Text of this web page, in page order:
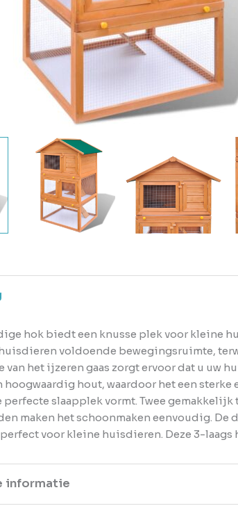
hok biedt een knusse plek voor kleine
voldoende bewegingsruimte,
van het ijzeren gaas zorgt ervoor dat u uw
hoogwaardig hout, waardoor het een
perfecte slaapplek vormt. Twee
maken het schoonmaken eenvoudig.
voor kleine huisdieren. Deze 3-
informatie